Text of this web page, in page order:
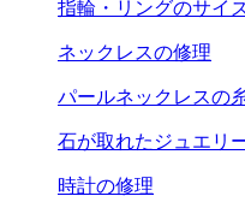
指輪・リングのサイ
ネックレスの修理
パールネックレスの
石が取れたジュエリ
時計の修理